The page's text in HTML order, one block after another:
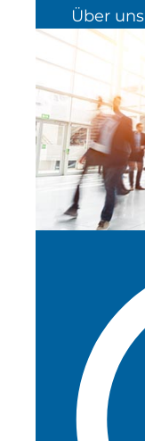
Über uns